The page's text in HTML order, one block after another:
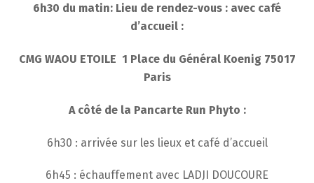
6h30 du matin: Lieu de rendez-vous : avec café
d’accueil :
CMG WAOU ETOILE 1 Place du Général Koenig 75017
Paris
A côté de la Pancarte Run Phyto :
6h30 : arrivée sur les lieux et café d’accueil
6h45 : échauffement avec LADJI DOUCOURE